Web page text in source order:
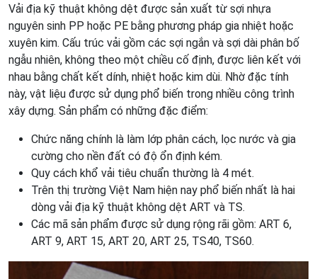
Vải địa kỹ thuật không dệt được sản xuất từ sợi nhựa
nguyên sinh PP hoặc PE bằng phương pháp gia nhiệt hoặc
xuyên kim. Cấu trúc vải gồm các sợi ngắn và sợi dài phân bố
ngẫu nhiên, không theo một chiều cố định, được liên kết với
nhau bằng chất kết dính, nhiệt hoặc kim dùi. Nhờ đặc tính
này, vật liệu được sử dụng phổ biến trong nhiều công trình
xây dựng. Sản phẩm có những đặc điểm:
Chức năng chính là làm lớp phân cách, lọc nước và gia
cường cho nền đất có độ ổn định kém.
Quy cách khổ vải tiêu chuẩn thường là 4 mét.
Trên thị trường Việt Nam hiện nay phổ biến nhất là hai
dòng vải địa kỹ thuật không dệt ART và TS.
Các mã sản phẩm được sử dụng rộng rãi gồm: ART 6,
ART 9, ART 15, ART 20, ART 25, TS40, TS60.